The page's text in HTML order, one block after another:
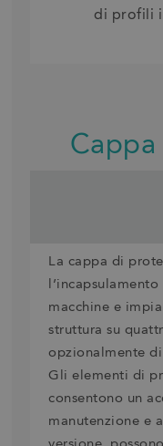
di profili
La cappa di
macchine e
struttura su
opzionalmente
Gli elementi di
consentono un
manutenzione e